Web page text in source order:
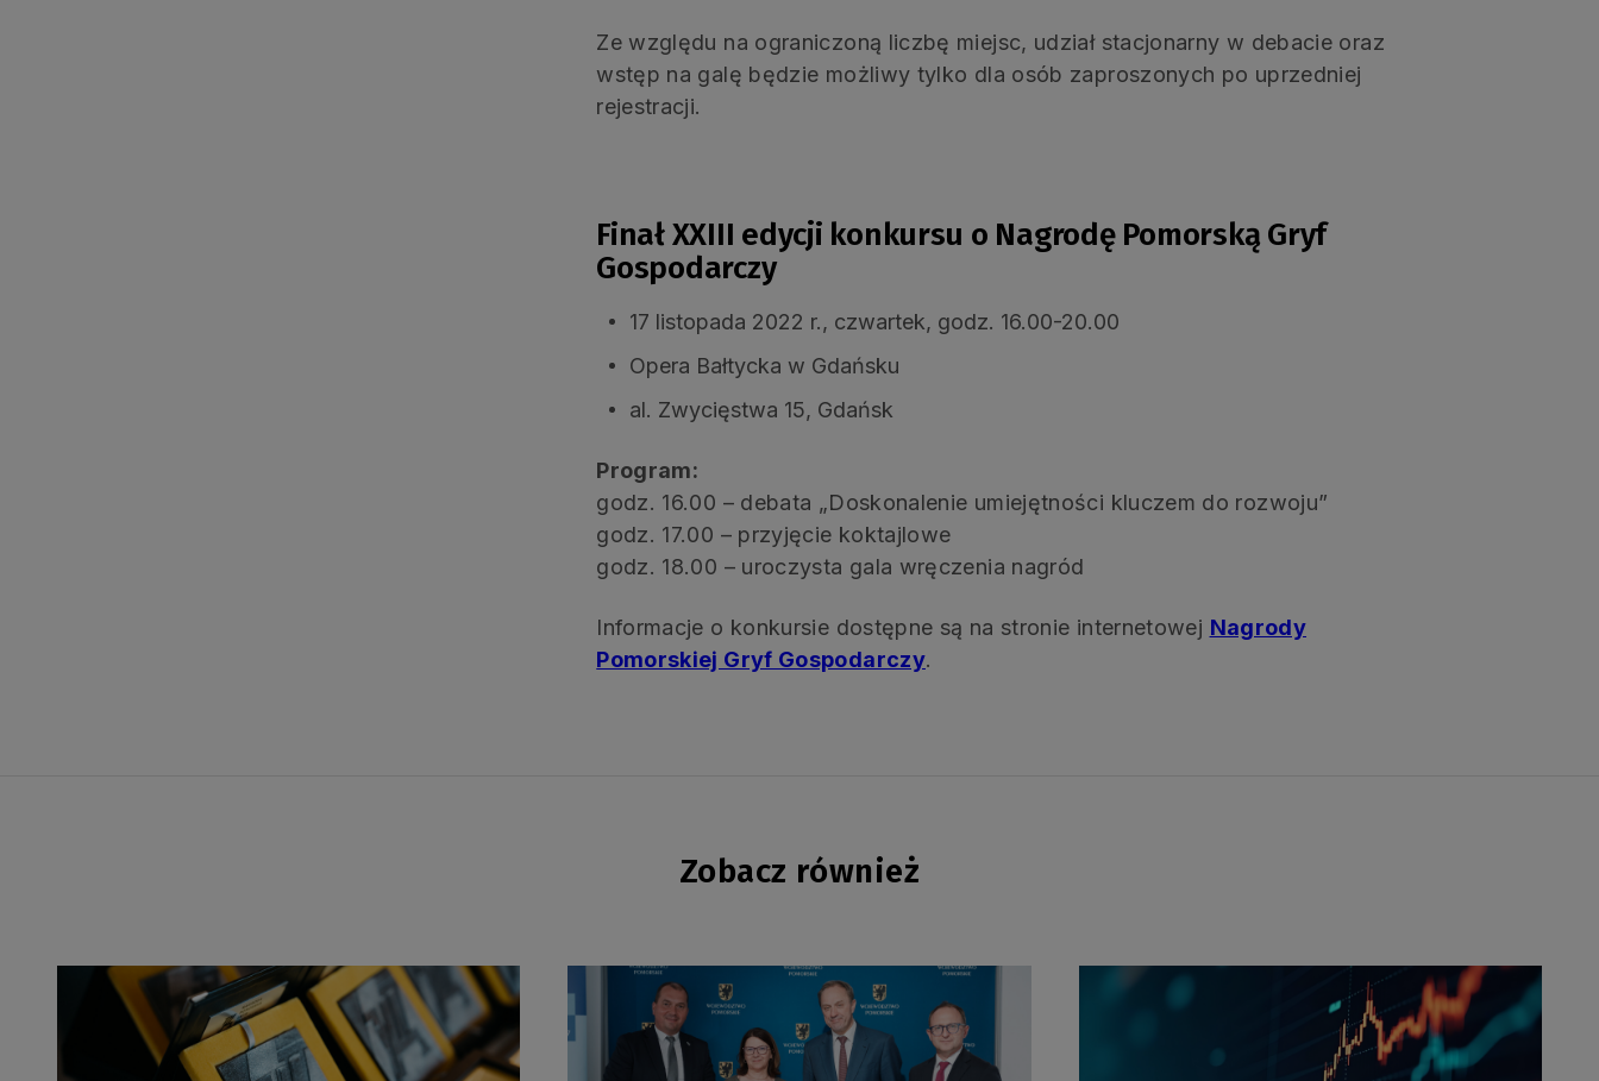
Ze względu na ograniczoną liczbę miejsc, udział stacjonarny w debacie oraz
wstęp na galę będzie możliwy tylko dla osób zaproszonych po uprzedniej
rejestracji.
Finał XXIII edycji konkursu o Nagrodę Pomorską Gryf
Gospodarczy
17 listopada 2022 r., czwartek, godz. 16.00-20.00
Opera Bałtycka w Gdańsku
al. Zwycięstwa 15, Gdańsk
Program:
godz. 16.00 – debata „Doskonalenie umiejętności kluczem do rozwoju”
godz. 17.00 – przyjęcie koktajlowe
godz. 18.00 – uroczysta gala wręczenia nagród
Informacje o konkursie dostępne są na stronie internetowej Nagrody
Pomorskiej Gryf Gospodarczy.
Zobacz również